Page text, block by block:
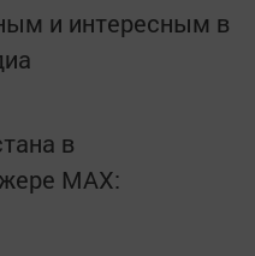
и интересным в
в
MАХ: